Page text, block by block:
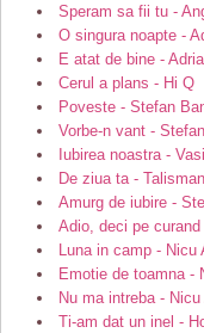
Speram sa fii tu -
O singura noapte -
E atat de bine -
Cerul a plans - Hi Q
Poveste - Stefan
Vorbe-n vant -
Iubirea noastra -
De ziua ta - Talisman
Amurg de iubire -
Adio, deci pe
Luna in camp - Nicu
Emotie de toamna -
Nu ma intreba -
Ti-am dat un inel -